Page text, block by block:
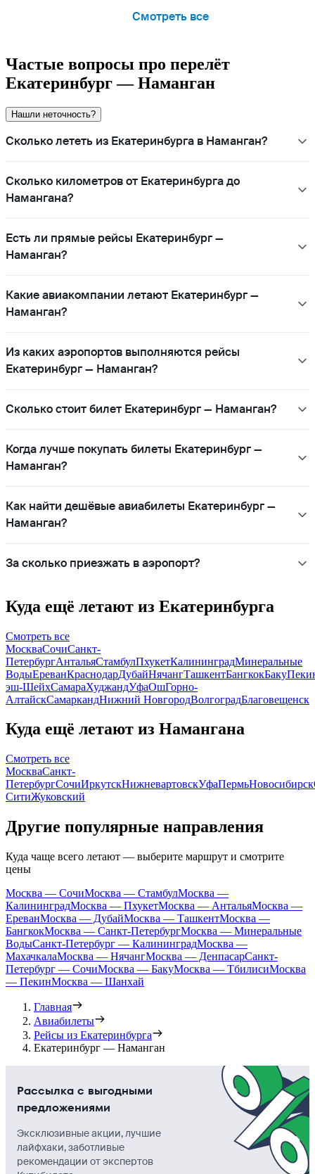
Смотреть все
Частые вопросы про перелёт
Екатеринбург — Наманган
Нашли неточность?
Сколько лететь из Екатеринбурга в Наманган?
Сколько километров от Екатеринбурга до
Намангана?
Есть ли прямые рейсы Екатеринбург —
Наманган?
Какие авиакомпании летают Екатеринбург —
Наманган?
Из каких аэропортов выполняются рейсы
Екатеринбург — Наманган?
Сколько стоит билет Екатеринбург — Наманган?
Когда лучше покупать билеты Екатеринбург —
Наманган?
Как найти дешёвые авиабилеты Екатеринбург —
Наманган?
За сколько приезжать в аэропорт?
Куда ещё летают из Екатеринбурга
Смотреть все
МоскваСочиСанкт-
ПетербургАнтальяСтамбулПхукетКалининградМинеральные
ВодыЕреванКраснодарДубайНячангТашкентБангкокБаку
эш-ШейхСамараХуджандУфаОшГорно-
АлтайскСамаркандНижний НовгородВолгоградБлаговещенск
Куда ещё летают из Намангана
Смотреть все
МоскваСанкт-
ПетербургСочиИркутскНижневартовскУфаПермьНовосибирск
СитиЖуковский
Другие популярные направления
Куда чаще всего летают — выберите маршрут и смотрите
цены
Москва — СочиМосква — СтамбулМосква —
КалининградМосква — ПхукетМосква — АнтальяМосква —
ЕреванМосква — ДубайМосква — ТашкентМосква —
БангкокМосква — Санкт-ПетербургМосква — Минеральные
ВодыСанкт-Петербург — КалининградМосква —
МахачкалаМосква — НячангМосква — ДенпасарСанкт-
Петербург — СочиМосква — БакуМосква — ТбилисиМосква
— ПекинМосква — Шанхай
Главная
Авиабилеты
Рейсы из Екатеринбурга
Екатеринбург — Наманган
Рассылка с выгодными
предложениями
Эксклюзивные акции, лучшие
лайфхаки, заботливые
рекомендации от экспертов